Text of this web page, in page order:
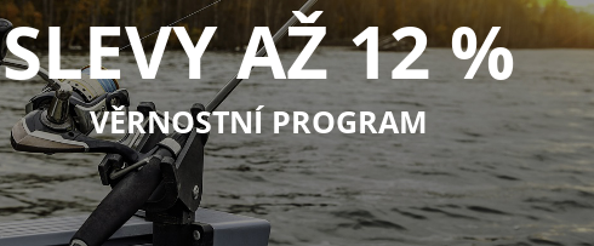
SLEVY AŽ 12 %
VĚRNOSTNÍ PROGRAM